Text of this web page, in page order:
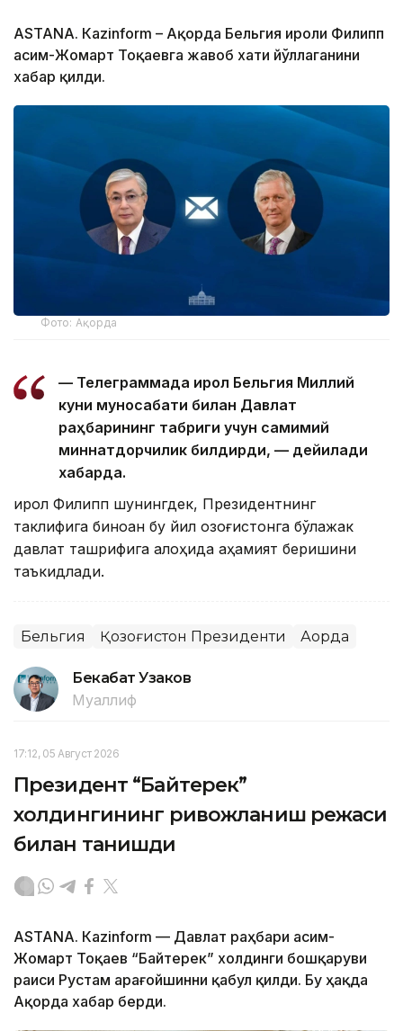
ASTANА. Кazinform – Ақорда Бельгия Қироли Филипп
Қасим-Жомарт Тоқаевга жавоб хати йўллаганини
хабар қилди.
Фото: Ақорда
— Телеграммада Қирол Бельгия Миллий
куни муносабати билан Давлат
раҳбарининг табриги учун самимий
миннатдорчилик билдирди, — дейилади
хабарда.
Қирол Филипп шунингдек, Президентнинг
таклифига биноан бу йил Қозоғистонга бўлажак
давлат ташрифига алоҳида аҳамият беришини
таъкидлади.
Бельгия Қозоғистон Президенти Ақорда
Бекабат Узаков
Муаллиф
17:12, 05 Август 2026
Президент “Байтерек”
холдингининг ривожланиш режаси
билан танишди
ASTANА. Каzinform — Давлат раҳбари Қасим-
Жомарт Тоқаев “Байтерек” холдинги бошқаруви
раиси Рустам Қарағойшинни қабул қилди. Бу ҳақда
Ақорда хабар берди.